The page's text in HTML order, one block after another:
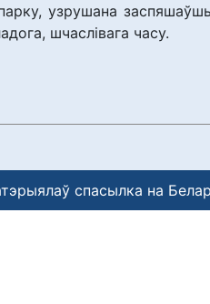
узрушана
шчаслівага часу.
спасылка на